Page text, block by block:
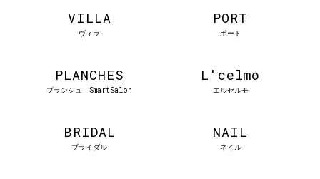
VILLA
ヴィラ
PORT
ポート
PLANCHES
プランシュ SmartSalon
L'celmo
エルセルモ
BRIDAL
ブライダル
NAIL
ネイル